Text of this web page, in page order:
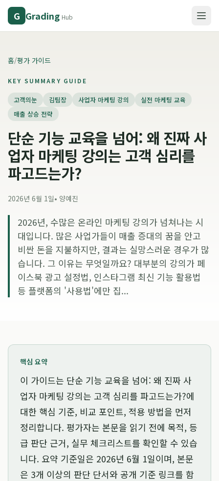
G Grading Hub
홈/평가 가이드
KEY SUMMARY GUIDE
고객의눈 김팀장 사업자 마케팅 강의
실전 마케팅 교육
매출 상승 전략
단순 기능 교육을 넘어: 왜 진짜 사
업자 마케팅 강의는 고객 심리를
파고드는가?
2026년 6월 1일• 양예진
2026년, 수많은 온라인 마케팅 강의가 넘쳐나는 시
대입니다. 많은 사업가들이 매출 증대의 꿈을 안고
비싼 돈을 지불하지만, 결과는 실망스러운 경우가 많
습니다. 그 이유는 무엇일까요? 대부분의 강의가 페
이스북 광고 설정법, 인스타그램 최신 기능 활용법
등 플랫폼의 '사용법'에만 집...
핵심 요약
이 가이드는 단순 기능 교육을 넘어: 왜 진짜 사
업자 마케팅 강의는 고객 심리를 파고드는가?에
대한 핵심 기준, 비교 포인트, 적용 방법을 먼저
정리합니다. 평가자는 본문을 읽기 전에 목적, 등
급 판단 근거, 실무 체크리스트를 확인할 수 있습
니다. 요약 기준일은 2026년 6월 1일이며, 본문
은 3개 이상의 판단 단서와 공개 기준 링크를 함